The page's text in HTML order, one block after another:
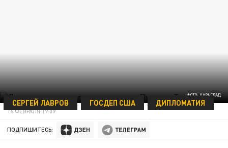
ФОТО: ЦАРЬГРАД
СЕРГЕЙ ЛАВРОВ ГОСДЕП США ДИПЛОМАТИЯ
16 ФЕВРАЛЯ 19:09
ПОДПИШИТЕСЬ: